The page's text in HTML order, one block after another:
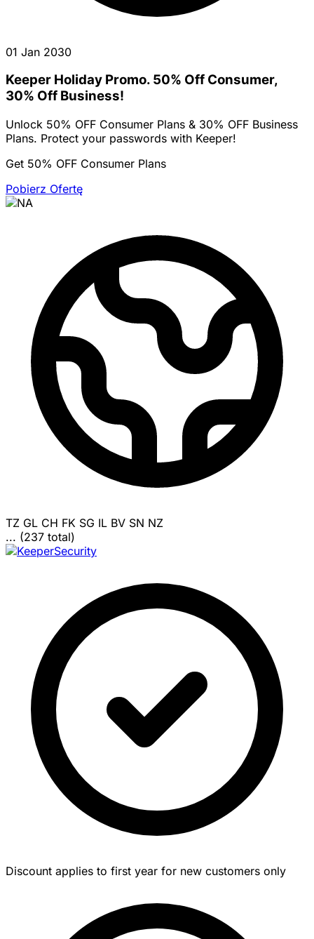
01 Jan 2030
Keeper Holiday Promo. 50% Off Consumer,
30% Off Business!
Unlock 50% OFF Consumer Plans & 30% OFF Business
Plans. Protect your passwords with Keeper!
Get 50% OFF Consumer Plans
Pobierz Ofertę
TZ GL CH FK SG IL BV SN NZ
... (237 total)
Discount applies to first year for new customers only